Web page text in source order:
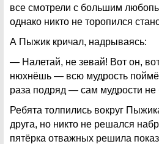
все смотрели с большим
однако никто не торопился
А Пыжик кричал, надрываясь:
— Налетай, не зевай! Вот он,
нюхнёшь — всю мудрость
раза подряд — сам мудрости не
Ребята толпились вокруг
друга, но никто не решался
пятёрка отважных решила